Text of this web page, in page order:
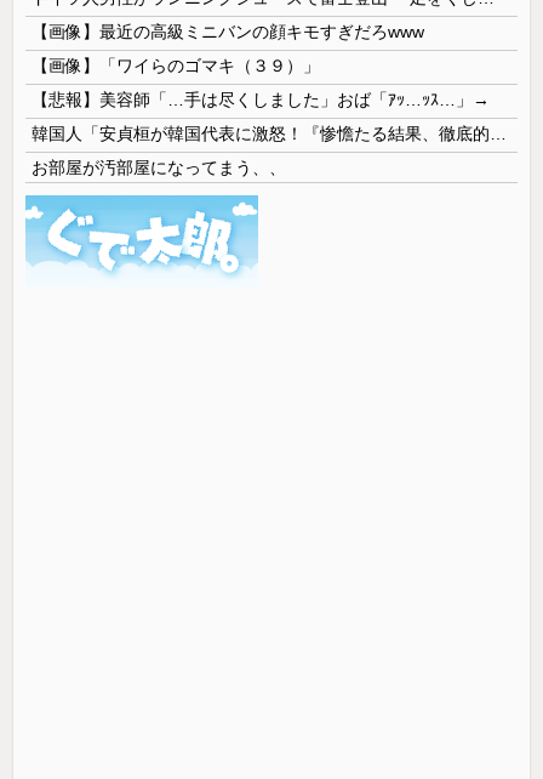
【画像】最近の高級ミニバンの顔キモすぎだろwww
【画像】「ワイらのゴマキ（３９）」
【悲報】美容師「…手は尽くしました」おば「ｱｯ…ｯｽ…」→
お部屋が汚部屋になってまう、、